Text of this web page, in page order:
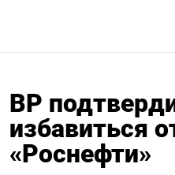
BP
избавиться
«Роснефти»